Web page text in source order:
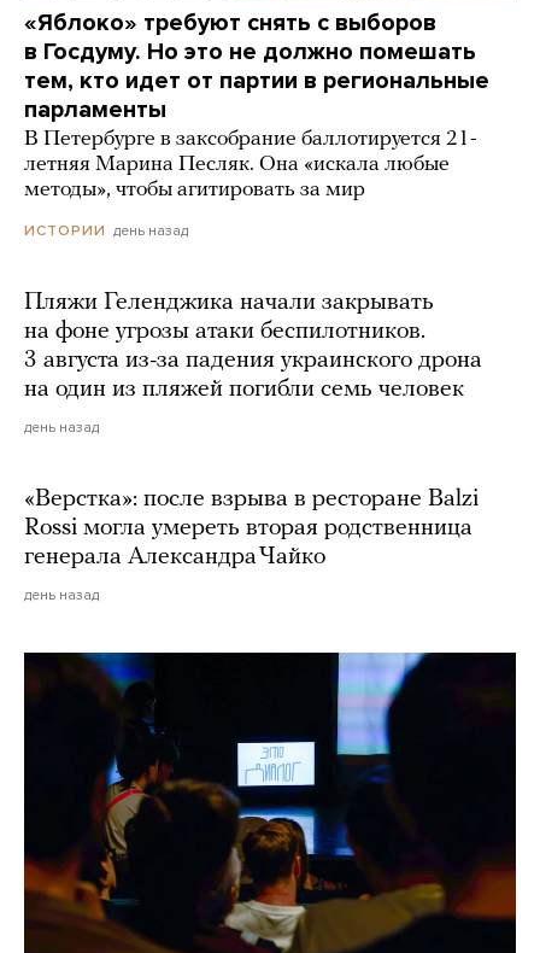
«Яблоко» требуют снять с выборов
в Госдуму. Но это не должно помешать
тем, кто идет от партии в региональные
парламенты
В Петербурге в заксобрание баллотируется 21-
летняя Марина Песляк. Она «искала любые
методы», чтобы агитировать за мир
ИСТОРИИ день назад
Пляжи Геленджика начали закрывать
на фоне угрозы атаки беспилотников.
3 августа из-за падения украинского дрона
на один из пляжей погибли семь человек
день назад
«Верстка»: после взрыва в ресторане Balzi
Rossi могла умереть вторая родственница
генерала Александра Чайко
день назад